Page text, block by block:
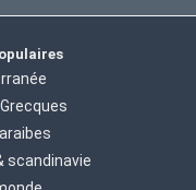
scandinavie